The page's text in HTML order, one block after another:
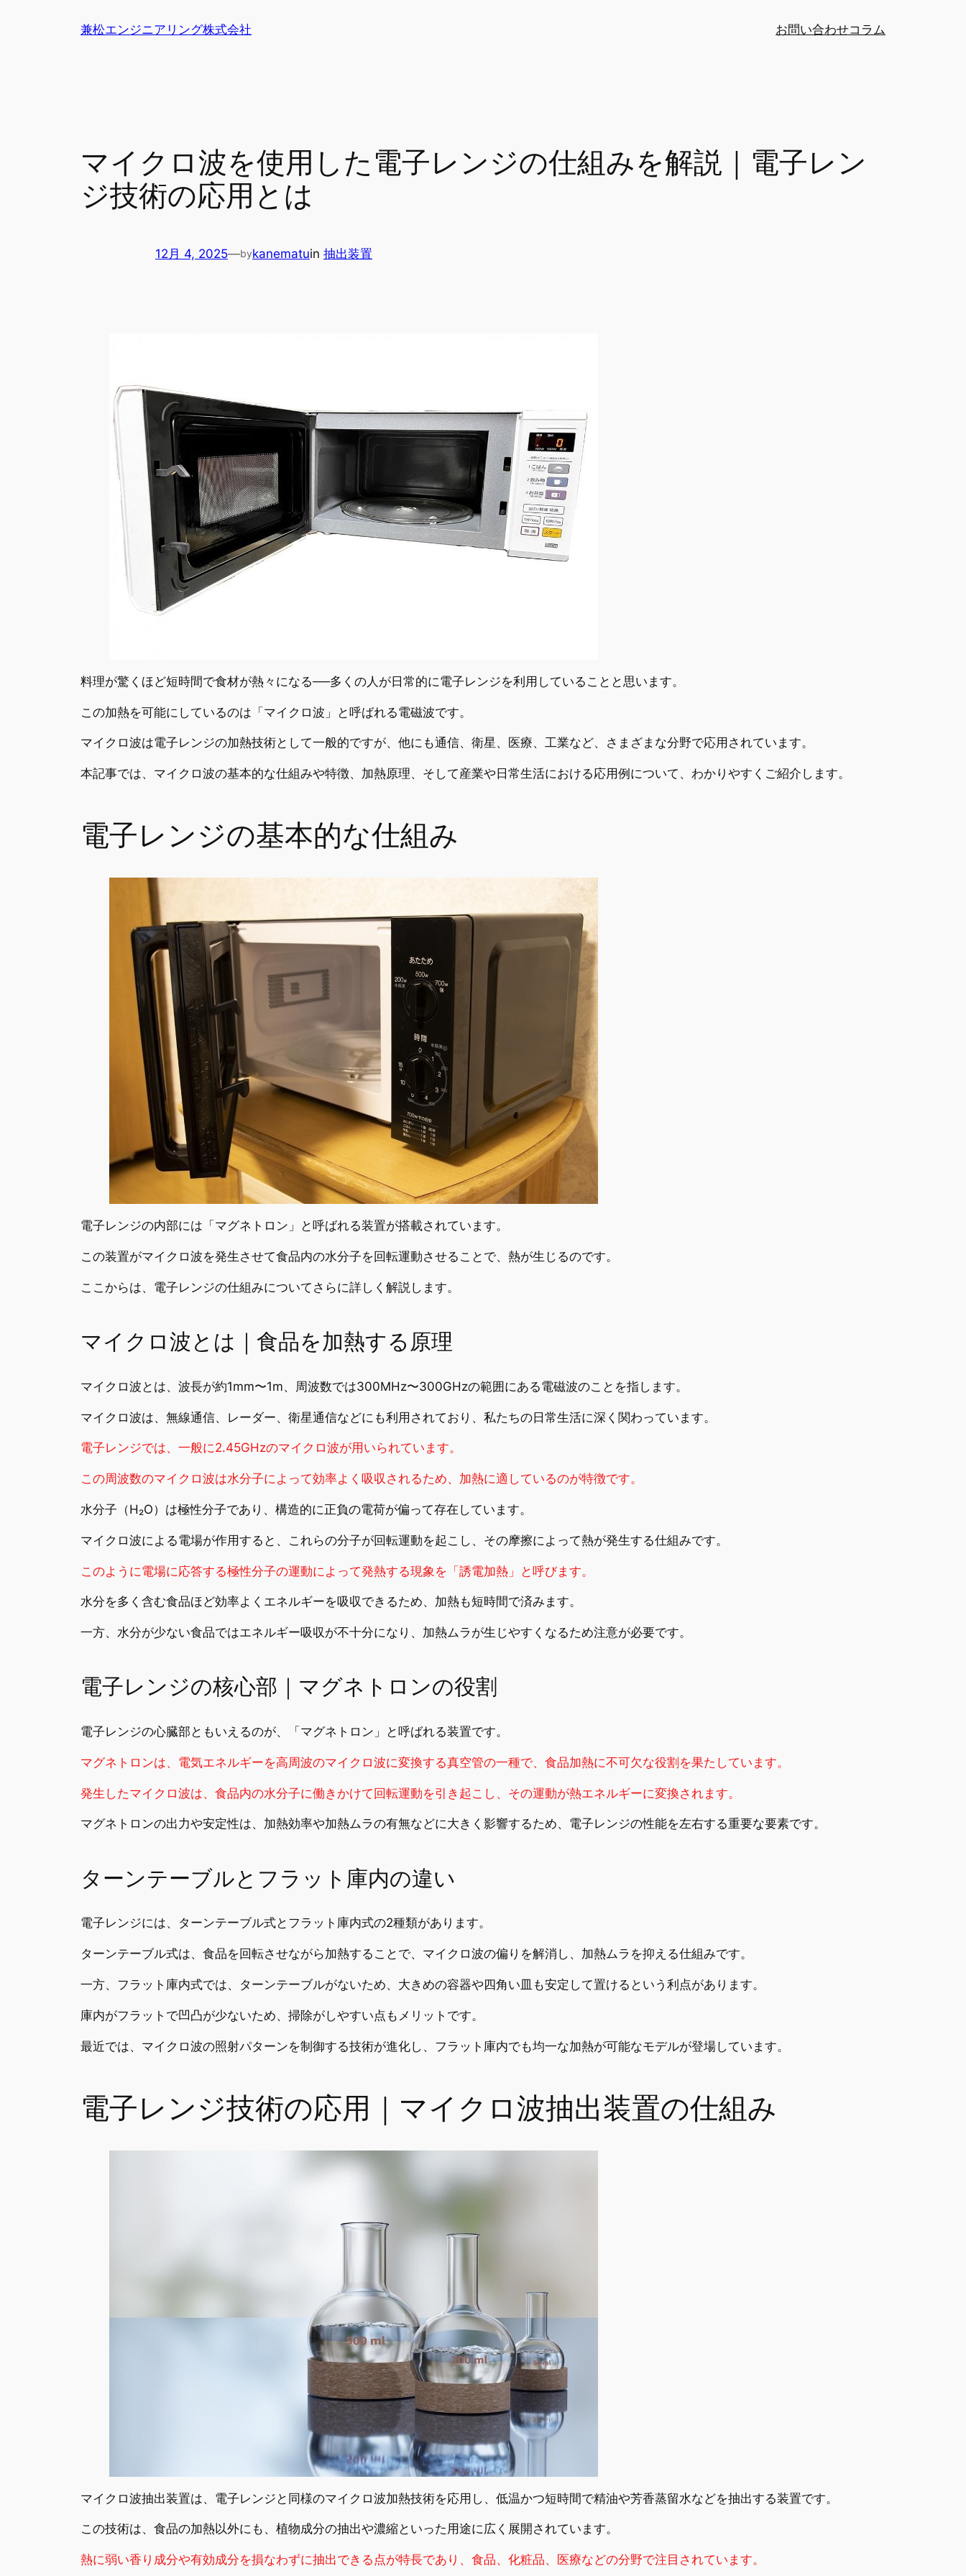
兼松エンジニアリング株式会社 お問い合わせコラム
マイクロ波を使用した電子レンジの仕組みを解説｜電子レン
ジ技術の応用とは
12月 4, 2025—bykanematuin 抽出装置
料理が驚くほど短時間で食材が熱々になる──多くの人が日常的に電子レンジを利用していることと思います。
この加熱を可能にしているのは「マイクロ波」と呼ばれる電磁波です。
マイクロ波は電子レンジの加熱技術として一般的ですが、他にも通信、衛星、医療、工業など、さまざまな分野で応用されています。
本記事では、マイクロ波の基本的な仕組みや特徴、加熱原理、そして産業や日常生活における応用例について、わかりやすくご紹介します。
電子レンジの基本的な仕組み
電子レンジの内部には「マグネトロン」と呼ばれる装置が搭載されています。
この装置がマイクロ波を発生させて食品内の水分子を回転運動させることで、熱が生じるのです。
ここからは、電子レンジの仕組みについてさらに詳しく解説します。
マイクロ波とは｜食品を加熱する原理
マイクロ波とは、波長が約1mm〜1m、周波数では300MHz〜300GHzの範囲にある電磁波のことを指します。
マイクロ波は、無線通信、レーダー、衛星通信などにも利用されており、私たちの日常生活に深く関わっています。
電子レンジでは、一般に2.45GHzのマイクロ波が用いられています。
この周波数のマイクロ波は水分子によって効率よく吸収されるため、加熱に適しているのが特徴です。
水分子（H₂O）は極性分子であり、構造的に正負の電荷が偏って存在しています。
マイクロ波による電場が作用すると、これらの分子が回転運動を起こし、その摩擦によって熱が発生する仕組みです。
このように電場に応答する極性分子の運動によって発熱する現象を「誘電加熱」と呼びます。
水分を多く含む食品ほど効率よくエネルギーを吸収できるため、加熱も短時間で済みます。
一方、水分が少ない食品ではエネルギー吸収が不十分になり、加熱ムラが生じやすくなるため注意が必要です。
電子レンジの核心部｜マグネトロンの役割
電子レンジの心臓部ともいえるのが、「マグネトロン」と呼ばれる装置です。
マグネトロンは、電気エネルギーを高周波のマイクロ波に変換する真空管の一種で、食品加熱に不可欠な役割を果たしています。
発生したマイクロ波は、食品内の水分子に働きかけて回転運動を引き起こし、その運動が熱エネルギーに変換されます。
マグネトロンの出力や安定性は、加熱効率や加熱ムラの有無などに大きく影響するため、電子レンジの性能を左右する重要な要素です。
ターンテーブルとフラット庫内の違い
電子レンジには、ターンテーブル式とフラット庫内式の2種類があります。
ターンテーブル式は、食品を回転させながら加熱することで、マイクロ波の偏りを解消し、加熱ムラを抑える仕組みです。
一方、フラット庫内式では、ターンテーブルがないため、大きめの容器や四角い皿も安定して置けるという利点があります。
庫内がフラットで凹凸が少ないため、掃除がしやすい点もメリットです。
最近では、マイクロ波の照射パターンを制御する技術が進化し、フラット庫内でも均一な加熱が可能なモデルが登場しています。
電子レンジ技術の応用｜マイクロ波抽出装置の仕組み
マイクロ波抽出装置は、電子レンジと同様のマイクロ波加熱技術を応用し、低温かつ短時間で精油や芳香蒸留水などを抽出する装置です。
この技術は、食品の加熱以外にも、植物成分の抽出や濃縮といった用途に広く展開されています。
熱に弱い香り成分や有効成分を損なわずに抽出できる点が特長であり、食品、化粧品、医療などの分野で注目されています。